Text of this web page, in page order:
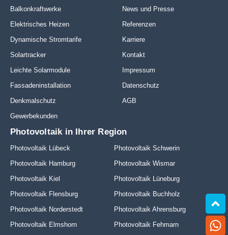
Photovoltaik in Ihrer Region
Photovoltaik Lübeck
Photovoltaik Hamburg
Photovoltaik Kiel
Photovoltaik Flensburg
Photovoltaik Norderstedt
Photovoltaik Elmshorn
Photovoltaik Schwerin
Photovoltaik Wismar
Photovoltaik Lüneburg
Photovoltaik Buchholz
Photovoltaik Ahrensburg
Photovoltaik Fehmarn
Balkonkraftwerke
Elektrisches Heizen
Dynamische Stromtarife
Solartracker
Leichte Solarmodule
Fassadeninstallation
Denkmalschutz
Gewerbekunden
News und Presse
Referenzen
Karriere
Kontakt
Impressum
Datenschutz
AGB